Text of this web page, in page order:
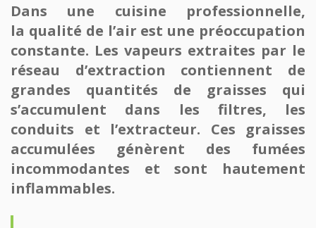
Dans une cuisine professionnelle,
la qualité de l’air est une préoccupation
constante. Les vapeurs extraites par le
réseau d’extraction contiennent de
grandes quantités de graisses qui
s’accumulent dans les filtres, les
conduits et l’extracteur. Ces graisses
accumulées génèrent des fumées
incommodantes et sont hautement
inflammables.